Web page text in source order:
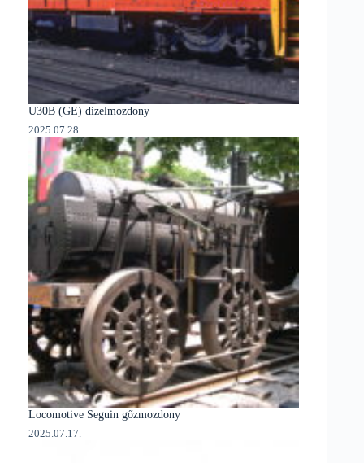
U30B (GE) dízelmozdony
2025.07.28.
Locomotive Seguin gőzmozdony
2025.07.17.